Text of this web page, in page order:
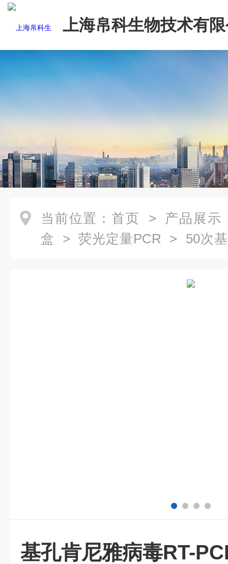
上海帛科生物技术有
当前位置： 首页 > 产品展示
盒 > 荧光定量PCR > 50次
基孔肯尼雅病毒RT-